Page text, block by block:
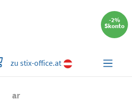
-2%
Skonto
auf dem Merkzettel
Warenkorb enthält 0 Positionen. Der
zu stix-office.at
ar